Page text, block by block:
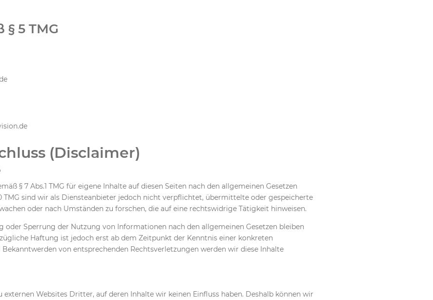
5 TMG
(Disclaimer)
§ 7 Abs.1 TMG für eigene Inhalte auf diesen Seiten nach den allgemeinen Gesetzen
TMG sind wir als Diensteanbieter jedoch nicht verpflichtet, übermittelte oder gespeicherte
oder nach Umständen zu forschen, die auf eine rechtswidrige Tätigkeit hinweisen.
oder Sperrung der Nutzung von Informationen nach den allgemeinen Gesetzen bleiben
Haftung ist jedoch erst ab dem Zeitpunkt der Kenntnis einer konkreten
von entsprechenden Rechtsverletzungen werden wir diese Inhalte
externen Websites Dritter, auf deren Inhalte wir keinen Einfluss haben. Deshalb können wir